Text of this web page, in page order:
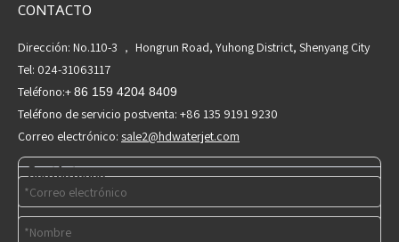
CONTACTO
Dirección: No.110-3 ， Hongrun Road, Yuhong District, Shenyang City
Tel: 024-31063117
Teléfono:+86 159 4204 8409
Teléfono de servicio postventa: +86 135 9191 9230
Correo electrónico: sale2@hdwaterjet.com
Contáctenos